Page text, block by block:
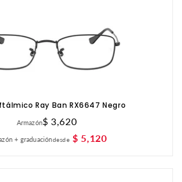
Ray Ban RX6647 Negro
ArmazónPrecio
habitual
$ 3,620
+ graduacióndesde $ 5,120